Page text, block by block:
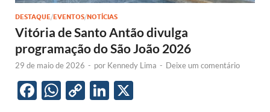
DESTAQUE/EVENTOS/NOTÍCIAS
Vitória de Santo Antão divulga
programação do São João 2026
29 de maio de 2026 - por Kennedy Lima - Deixe um comentário
F
W C
Li